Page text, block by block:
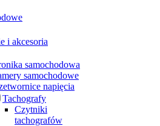
i akcesoria
samochodowa
samochodowe
napięcia
Tachografy
Czytniki
tachografów